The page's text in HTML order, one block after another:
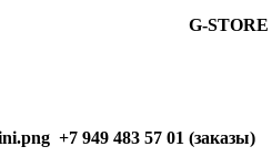
G-STORE
+7 949 483 57 01 (заказы)